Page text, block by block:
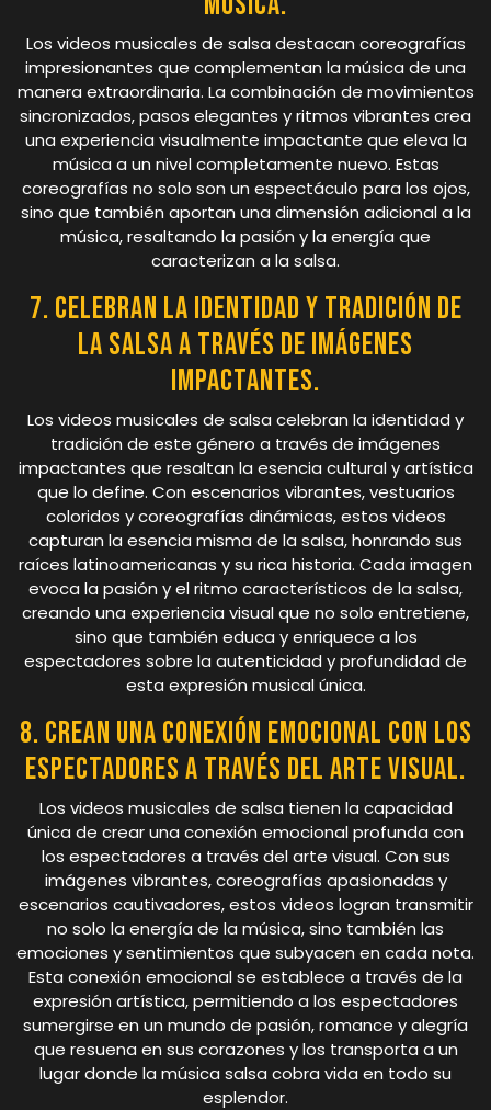
Los videos musicales de salsa destacan coreografías
impresionantes que complementan la música de una
manera extraordinaria. La combinación de movimientos
sincronizados, pasos elegantes y ritmos vibrantes crea
una experiencia visualmente impactante que eleva la
música a un nivel completamente nuevo. Estas
coreografías no solo son un espectáculo para los ojos,
sino que también aportan una dimensión adicional a la
música, resaltando la pasión y la energía que
caracterizan a la salsa.
7. Celebran la identidad y tradición de
la salsa a través de imágenes
impactantes.
Los videos musicales de salsa celebran la identidad y
tradición de este género a través de imágenes
impactantes que resaltan la esencia cultural y artística
que lo define. Con escenarios vibrantes, vestuarios
coloridos y coreografías dinámicas, estos videos
capturan la esencia misma de la salsa, honrando sus
raíces latinoamericanas y su rica historia. Cada imagen
evoca la pasión y el ritmo característicos de la salsa,
creando una experiencia visual que no solo entretiene,
sino que también educa y enriquece a los
espectadores sobre la autenticidad y profundidad de
esta expresión musical única.
8. Crean una conexión emocional con los
espectadores a través del arte visual.
Los videos musicales de salsa tienen la capacidad
única de crear una conexión emocional profunda con
los espectadores a través del arte visual. Con sus
imágenes vibrantes, coreografías apasionadas y
escenarios cautivadores, estos videos logran transmitir
no solo la energía de la música, sino también las
emociones y sentimientos que subyacen en cada nota.
Esta conexión emocional se establece a través de la
expresión artística, permitiendo a los espectadores
sumergirse en un mundo de pasión, romance y alegría
que resuena en sus corazones y los transporta a un
lugar donde la música salsa cobra vida en todo su
esplendor.